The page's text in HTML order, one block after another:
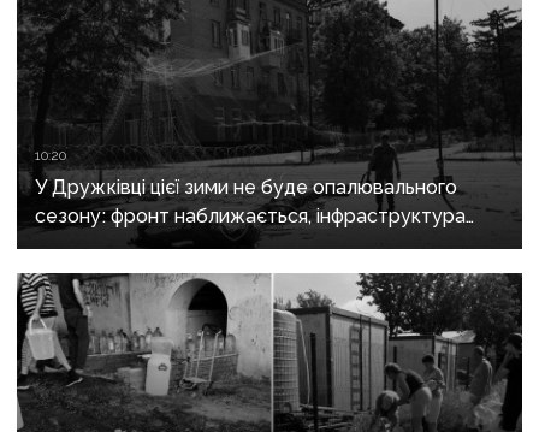
10:20
У Дружківці цієї зими не буде опалювального
сезону: фронт наближається, інфраструктура
критично зруйнована